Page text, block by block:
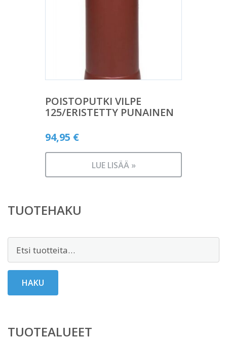
POISTOPUTKI VILPE
125/ERISTETTY PUNAINEN
94,95 €
LUE LISÄÄ »
TUOTEHAKU
Etsi:
HAKU
TUOTEALUEET